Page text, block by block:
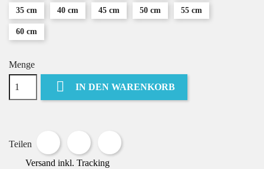
35 cm 40 cm 45 cm 50 cm 55 cm
60 cm
Menge
 IN DEN WARENKORB
Teilen
Versand inkl. Tracking